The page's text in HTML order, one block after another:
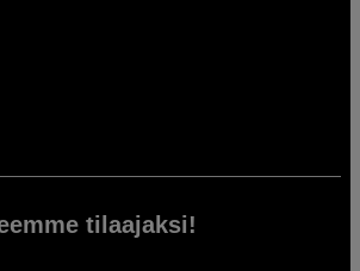
tilaajaksi!